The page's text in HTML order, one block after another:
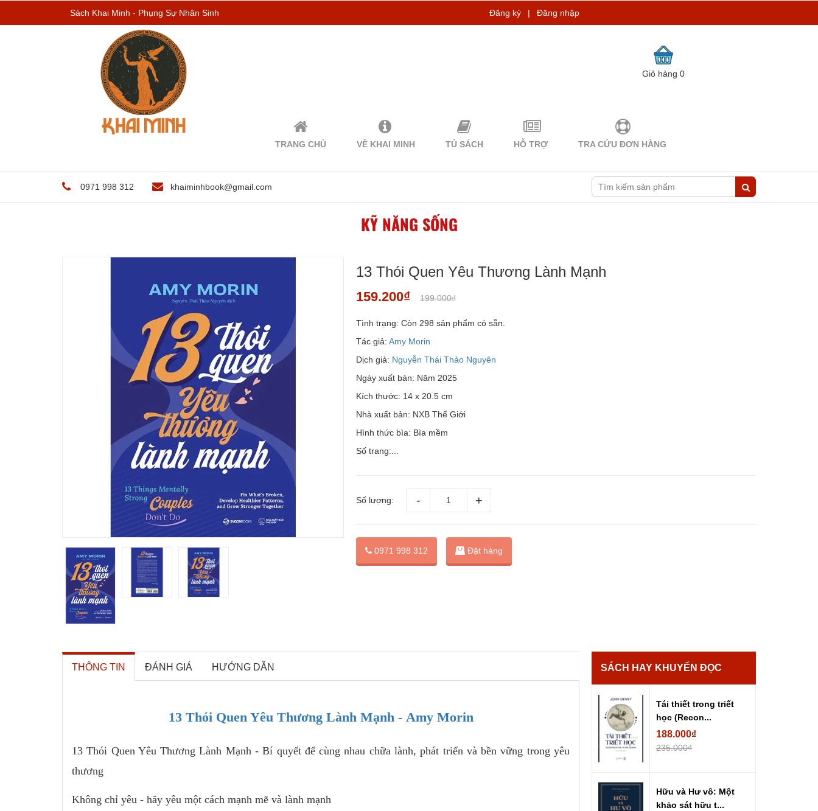
Sách Khai Minh - Phụng Sự Nhân Sinh Đăng ký | Đăng nhập
Giỏ hàng0
TRANG CHỦ VỀ KHAI MINH TỦ SÁCH HỖ TRỢ TRA CỨU ĐƠN HÀNG
0971 998 312 khaiminhbook@gmail.com
KỸ NĂNG SỐNG
13 Thói Quen Yêu Thương Lành Mạnh
159.200₫ 199.000₫
Tình trạng: Còn 298 sản phẩm có sẵn.
Tác giả:Amy Morin
Dịch giả: Nguyễn Thái Thảo Nguyên
Ngày xuất bản: Năm 2025
Kích thước: 14 x 20.5 cm
Nhà xuất bản: NXB Thế Giới
Hình thức bìa: Bìa mềm
Số trang:...
Số lượng:
0971 998 312 Đặt hàng
THÔNG TIN ĐÁNH GIÁ HƯỚNG DẪN
13 Thói Quen Yêu Thương Lành Mạnh - Amy Morin
13 Thói Quen Yêu Thương Lành Mạnh - Bí quyết để cùng nhau chữa lành, phát triển và bền vững trong yêu
thương
Không chỉ yêu - hãy yêu một cách mạnh mẽ và lành mạnh
SÁCH HAY KHUYẾN ĐỌC
Tái thiết trong triết
học (Recon...
188.000₫
235.000₫
Hữu và Hư vô: Một
khảo sát hữu t...